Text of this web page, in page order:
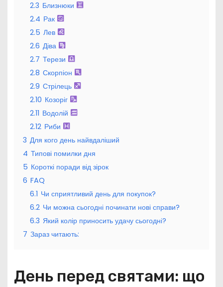
2.3 Близнюки
2.4 Рак
2.5 Лев
2.6 Діва
2.7 Терези
2.8 Скорпіон
2.9 Стрілець
2.10 Козоріг
2.11 Водолій
2.12 Риби
3 Для кого день найвдаліший
4 Типові помилки дня
5 Короткі поради від зірок
6 FAQ
6.1 Чи сприятливий день для покупок?
6.2 Чи можна сьогодні починати нові справи?
6.3 Який колір приносить удачу сьогодні?
7 Зараз читають:
День перед святами: що